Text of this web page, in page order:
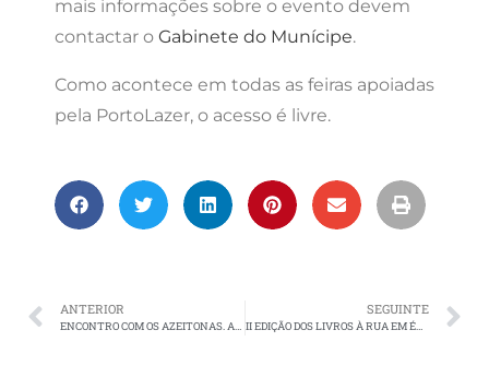
mais informações sobre o evento devem
contactar o Gabinete do Munícipe.
Como acontece em todas as feiras apoiadas
pela PortoLazer, o acesso é livre.
ANTERIOR
ENCONTRO COM OS AZEITONAS. ANDA COMIGO VER OS AVIÕES…À FNAC!
SEGUINTE
II EDIÇÃO DOS LIVROS À RUA EM ÉVORA